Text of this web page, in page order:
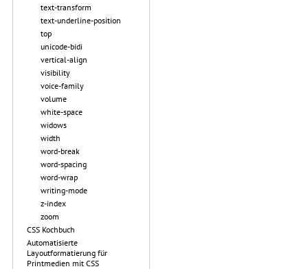
text-transform
text-underline-position
top
unicode-bidi
vertical-align
visibility
voice-family
volume
white-space
widows
width
word-break
word-spacing
word-wrap
writing-mode
z-index
zoom
CSS Kochbuch
Automatisierte
Layoutformatierung für
Printmedien mit CSS